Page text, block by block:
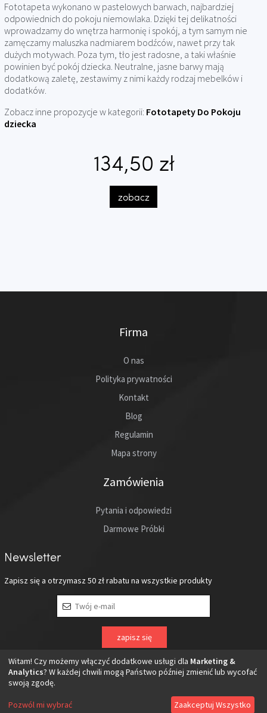
Fototapeta wykonano w pastelowych barwach, najbardziej
odpowiednich do pokoju niemowlaka. Dzięki tej delikatności
wprowadzamy do wnętrza harmonię i spokój, a tym samym nie
zamęczamy maluszka nadmiarem bodźców, nawet przy tak
dużych motywach. Poza tym, tło jest radosne, a taki właśnie
powinien być pokój dziecka. Neutralne, jasne barwy mają
dodatkową zaletę, zestawimy z nimi każdy rodzaj mebelków i
dodatków.
Zobacz inne propozycje w kategorii: Fototapety Do Pokoju
dziecka
134,50 zł
zobacz
Firma
O nas
Polityka prywatności
Kontakt
Blog
Regulamin
Mapa strony
Zamówienia
Pytania i odpowiedzi
Darmowe Próbki
Newsletter
Zapisz się a otrzymasz 50 złrabatu na wszystkie produkty
Copyright © 2016 viewgo
Witam! Czy możemy włączyć dodatkowe usługi dla Marketing &
Analytics? W każdej chwili mogą Państwo później zmienić lub wycofać
swoją zgodę.
Pozwól mi wybrać Zaakceptuj Wszystko